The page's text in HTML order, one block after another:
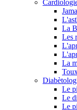
La
Les
La
Le
Le
Le